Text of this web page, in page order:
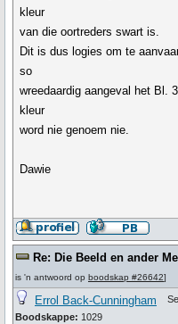
kleur
van die oortreders swart is.
Dit is dus logies om te
so
wreedaardig aangeval het Bl.
kleur
word nie genoem nie.
Dawie
Re: Die Beeld en ander
is 'n antwoord op boodskap #26642]
Errol Back-Cunningham
Boodskappe: 1029